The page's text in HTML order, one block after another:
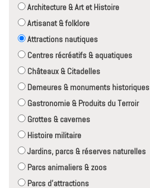
Architecture & Art et Histoire
Artisanat & folklore
Attractions nautiques
Centres récréatifs & aquatiques
Châteaux & Citadelles
Demeures & monuments historiques
Gastronomie & Produits du Terroir
Grottes & cavernes
Histoire militaire
Jardins, parcs & réserves naturelles
Parcs animaliers & zoos
Parcs d'attractions